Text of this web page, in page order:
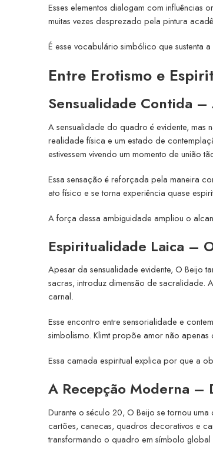
Esses elementos dialogam com influências
muitas vezes desprezado pela pintura
É esse vocabulário simbólico que sustenta
Entre Erotismo e
Sensualidade Contida –
A sensualidade do quadro é evidente, mas
realidade física e um estado de
estivessem vivendo um momento de união
Essa sensação é reforçada pela maneira
ato físico e se torna experiência quase
A força dessa ambiguidade ampliou o
Espiritualidade Laica –
Apesar da sensualidade evidente, O Beijo
sacras, introduz dimensão de sacralidade.
carnal.
Esse encontro entre sensorialidade e
simbolismo. Klimt propõe amor não
Essa camada espiritual explica por que a
A Recepção Moderna –
Durante o século 20, O Beijo se tornou
cartões, canecas, quadros decorativos e
transformando o quadro em símbolo